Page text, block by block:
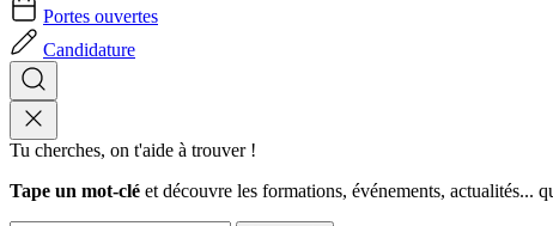
Portes ouvertes
Candidature
Tu cherches, on t'aide à trouver !
Tape un mot-clé et découvre les formations, événements, actualités...